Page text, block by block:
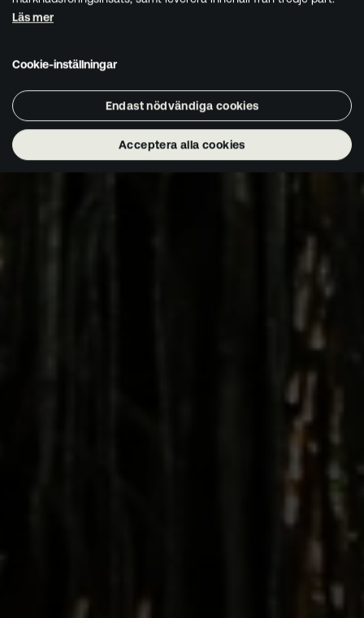
Läs mer
Cookie-inställningar
Endast nödvändiga cookies
Acceptera alla cookies